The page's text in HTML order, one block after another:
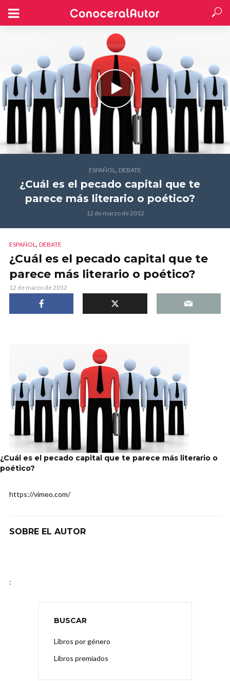
ESPAÑOL, DEBATE
¿Cuál es el pecado capital que te
parece más literario o poético?
12 de marzo de 2012
ESPAÑOL, DEBATE
¿Cuál es el pecado capital que te
parece más literario o poético?
12 de marzo de 2012
¿Cuál es el pecado capital que te parece más literario o
poético?
https://vimeo.com/
SOBRE EL AUTOR
:
BUSCAR
Libros por género
Libros premiados